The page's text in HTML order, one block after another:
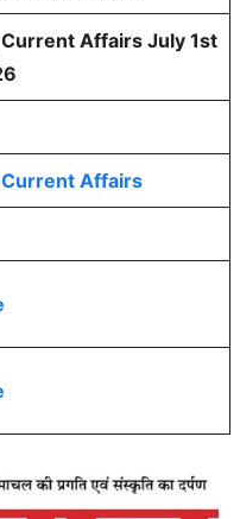
Current Affairs July 1st
Current Affairs